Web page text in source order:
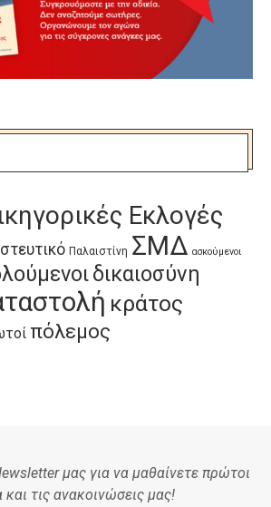
Εκλογές
Παλαιστίνη ΣΜΔ ασκούμενοι
δικαιοσύνη
κράτος
πόλεμος
μας για να μαθαίνετε πρώτοι
και τις ανακοινώσεις μας!